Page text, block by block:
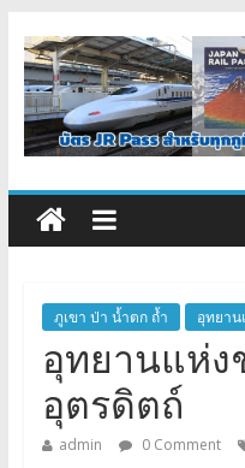
ภูเขา ป่า น้ำตก ถ้ำ อุทยา
อุทยานแห่ง
อุตรดิตถ์
admin 0 Comment